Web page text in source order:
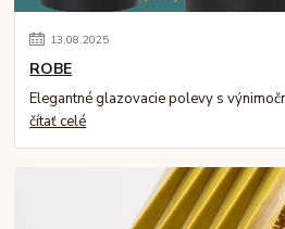
13.08.2025
ROBE
Elegantné glazovacie polevy s
čítať celé